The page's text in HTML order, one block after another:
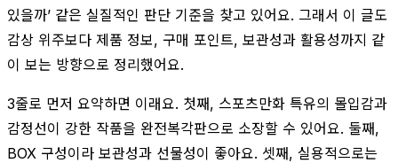
있을까’ 같은 실질적인 판단 기준을 찾고 있어요. 그래서 이 글도
감상 위주보다 제품 정보, 구매 포인트, 보관성과 활용성까지 같
이 보는 방향으로 정리했어요.
3줄로 먼저 요약하면 이래요. 첫째, 스포츠만화 특유의 몰입감과
감정선이 강한 작품을 완전복각판으로 소장할 수 있어요. 둘째,
BOX 구성이라 보관성과 선물성이 좋아요. 셋째, 실용적으로는